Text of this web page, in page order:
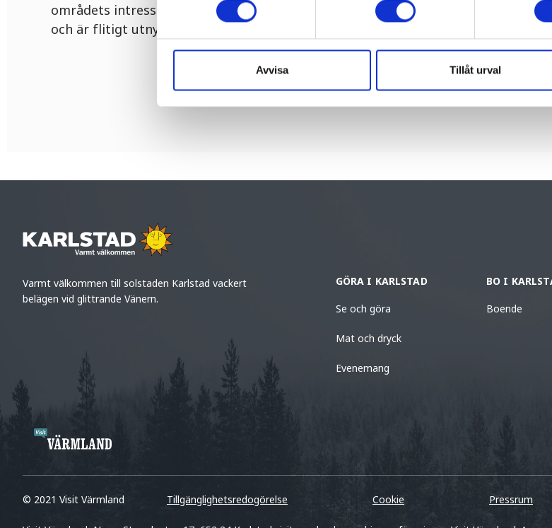
Avvisa Tillåt urval
områdets intressanta geologi. Sörmon är mycket strövvänligt
och är flitigt utnyttjat som friluftsområde
Varmt välkommen till solstaden Karlstad vackert
belägen vid glittrande Vänern.
GÖRA I KARLSTAD
Se och göra
Mat och dryck
Evenemang
BO I
Boende
© 2021 Visit Värmland Tillgänglighetsredogörelse Cookie Pressrum